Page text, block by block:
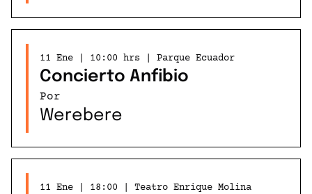
11 Ene | 10:00 hrs | Parque Ecuador
Concierto Anfibio
Por
Werebere
11 Ene | 18:00 | Teatro Enrique Molina